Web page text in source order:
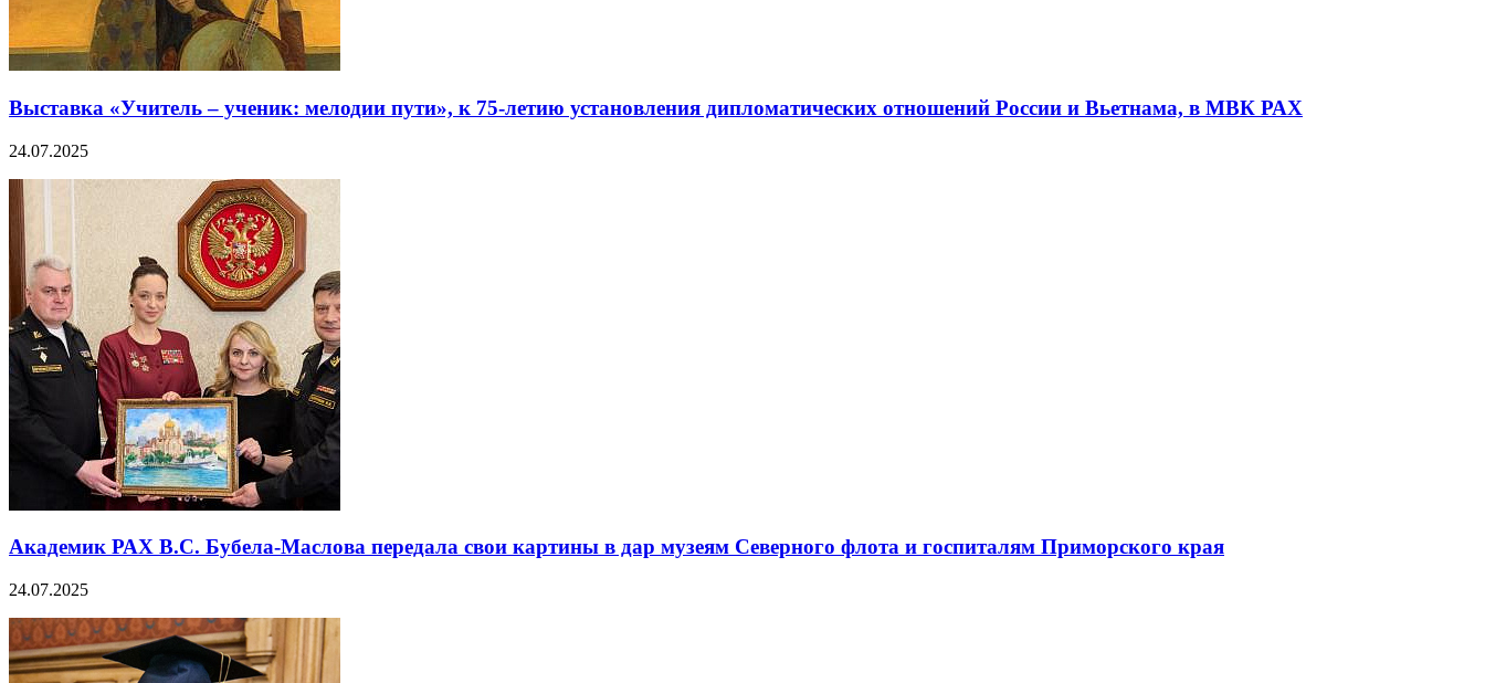
Выставка «Учитель – ученик: мелодии пути», к 75-летию установления дипломатических отношений России и Вьетнама, в МВК РАХ
24.07.2025
Академик РАХ В.С. Бубела-Маслова передала свои картины в дар музеям Северного флота и госпиталям Приморского края
24.07.2025